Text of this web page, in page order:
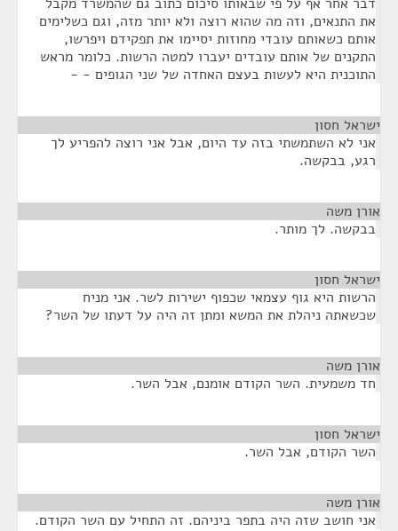
את התנאים, וזה מה שהוא רוצה ולא יותר מזה, וגם כשלימים
אותם כשאותם עובדי מחוזות יסיימו את תפקידם ויפרשו,
התקנים של אותם עובדים יעברו למטה הרשות. כלומר מראש
התוכנית היא לעשות בעצם האחדה של שני הגופים - -
ישראל חסון
אני לא השתמשתי בזה עד היום, אבל אני רוצה להפריע לך
רגע, בבקשה.
אורן משה
בבקשה. לך מותר.
ישראל חסון
הרשות היא גוף עצמאי שכפוף ישירות לשר. אני מניח
שכשאתה ניהלת את המשא ומתן זה היה על דעתו של השר?
אורן משה
חד משמעית. השר הקודם אומנם, אבל השר.
ישראל חסון
השר הקודם, אבל השר.
אורן משה
אני חושב שזה היה בתפר ביניהם. זה התחיל עם השר הקודם.